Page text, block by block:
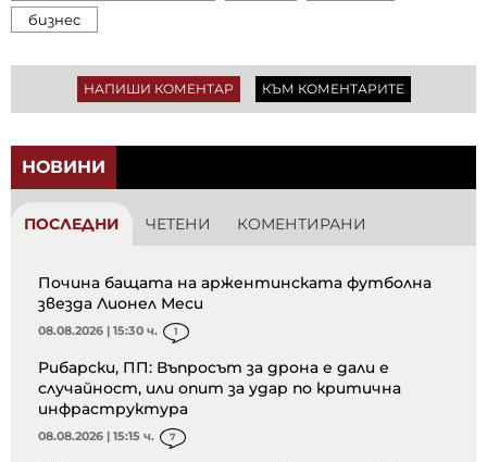
бизнес
НАПИШИ КОМЕНТАР КЪМ КОМЕНТАРИТЕ
НОВИНИ
ПОСЛЕДНИ ЧЕТЕНИ КОМЕНТИРАНИ
Почина бащата на аржентинската футболна
звезда Лионел Меси
08.08.2026 | 15:30 ч. 1
Рибарски, ПП: Въпросът за дрона е дали е
случайност, или опит за удар по критична
инфраструктура
08.08.2026 | 15:15 ч. 7